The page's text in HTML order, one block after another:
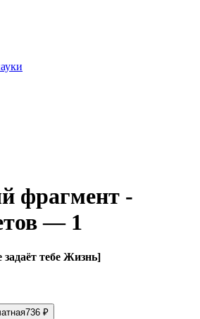
фрагмент -
— 1
тебе Жизнь]
736 ₽